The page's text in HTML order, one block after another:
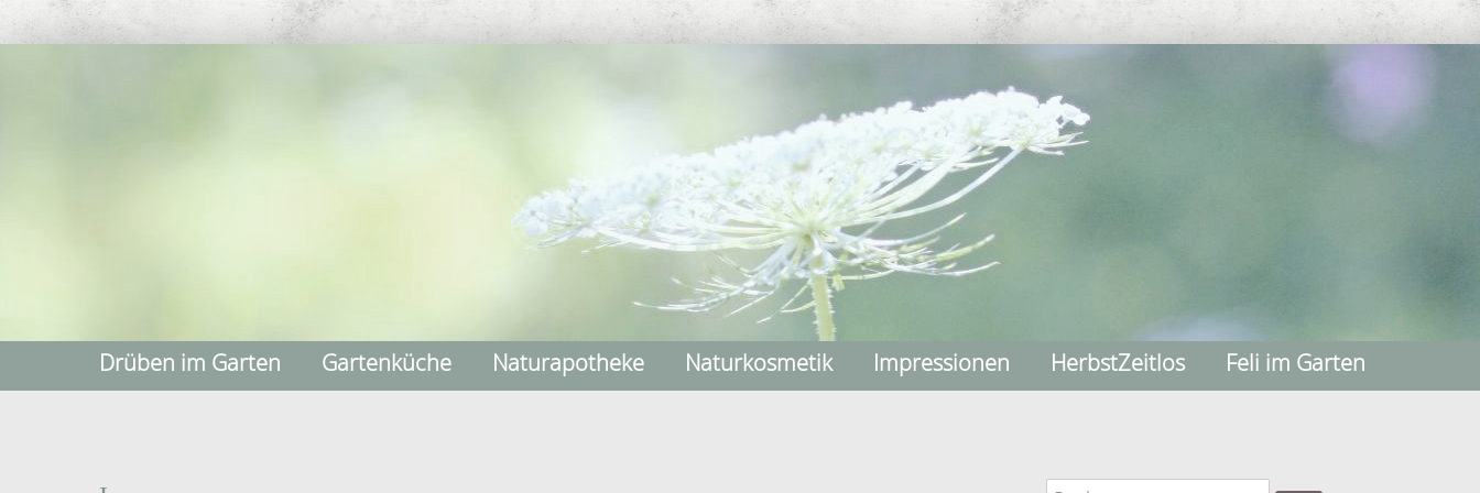
Drüben im Garten Gartenküche Naturapotheke Naturkosmetik Impressionen HerbstZeitlos Feli im Garten